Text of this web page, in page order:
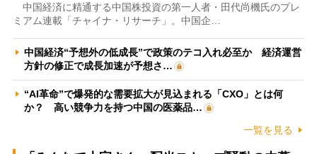
中国経済に精通する中国株投資の第一人者・田代尚機氏のプレ
ミアム連載「チャイナ・リサーチ」。中国企…
中国経済“予想外の低成長”で政策のテコ入れ必至か 経済運営
方針の修正で成長加速が予想さ…
“AI革命”で爆発的な需要拡大が見込まれる「CXO」とは何
か？ 高い競争力を持つ中国の医薬品…
一覧を見る